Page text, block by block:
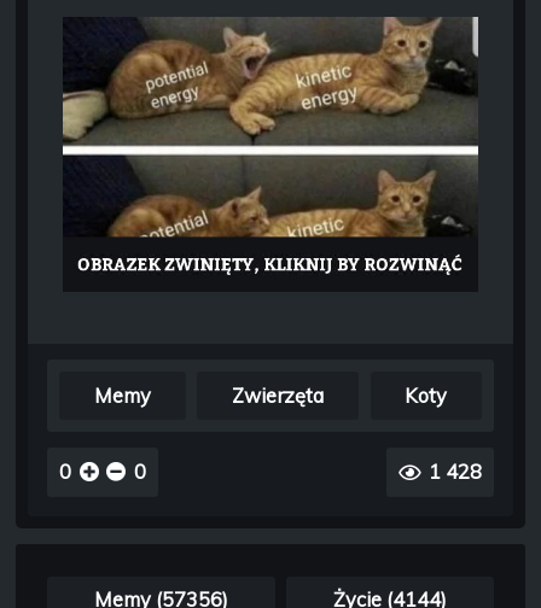
Memy Zwierzęta Koty
0 0 1 428
Memy (57356) Życie (4144)